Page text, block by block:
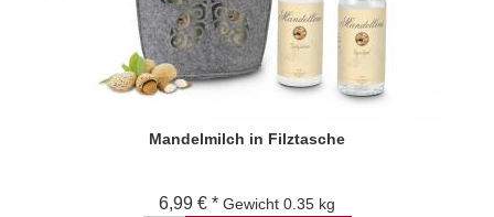
Mandelmilch in Filztasche
6,99 € * Gewicht 0.35 kg